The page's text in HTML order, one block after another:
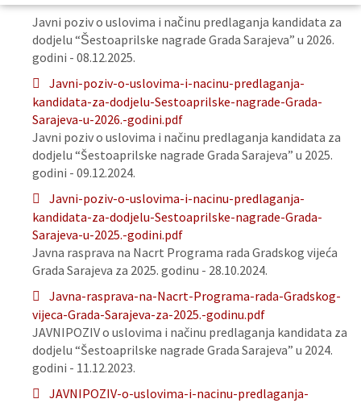
Javni poziv o uslovima i načinu predlaganja kandidata za
dodjelu “Šestoaprilske nagrade Grada Sarajeva” u 2026.
godini - 08.12.2025.
Javni-poziv-o-uslovima-i-nacinu-predlaganja-
kandidata-za-dodjelu-Sestoaprilske-nagrade-Grada-
Sarajeva-u-2026.-godini.pdf
Javni poziv o uslovima i načinu predlaganja kandidata za
dodjelu “Šestoaprilske nagrade Grada Sarajeva” u 2025.
godini - 09.12.2024.
Javni-poziv-o-uslovima-i-nacinu-predlaganja-
kandidata-za-dodjelu-Sestoaprilske-nagrade-Grada-
Sarajeva-u-2025.-godini.pdf
Javna rasprava na Nacrt Programa rada Gradskog vijeća
Grada Sarajeva za 2025. godinu - 28.10.2024.
Javna-rasprava-na-Nacrt-Programa-rada-Gradskog-
vijeca-Grada-Sarajeva-za-2025.-godinu.pdf
JAVNIPOZIV o uslovima i načinu predlaganja kandidata za
dodjelu “Šestoaprilske nagrade Grada Sarajeva” u 2024.
godini - 11.12.2023.
JAVNIPOZIV-o-uslovima-i-nacinu-predlaganja-